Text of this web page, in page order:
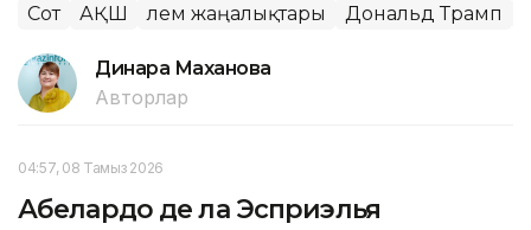
Сот АҚШ Әлем жаңалықтары Дональд Трамп
Динара Маханова
Авторлар
04:57, 08 Тамыз 2026
Абелардо де ла Эсприэлья